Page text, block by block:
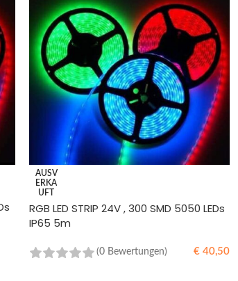
AUSV
ERKA
UFT
RGB LED STRIP 24V , 300 SMD 5050 LEDs
IP65 5m
(0 Bewertungen) € 40,50